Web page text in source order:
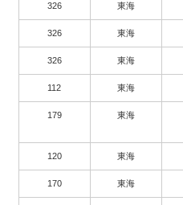
326 東海
326 東海
326 東海
112 東海
179 東海
120 東海
170 東海